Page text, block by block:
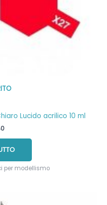
Lucido acrilico 10 ml
per modellismo